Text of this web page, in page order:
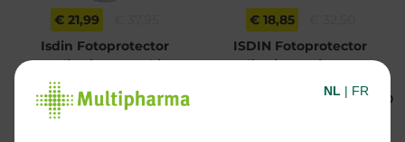
€ 21,99
Isdin Fotoprotector
Pediatrics Wet Skin
Spray SPF50 250ml
€ 18,85
ISDIN Fotoprotector
Pediatrics Fusion 5star
SPF50+ 50 ml
NL | FR